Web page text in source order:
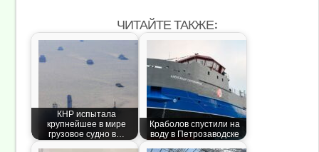
ЧИТАЙТЕ ТАКЖЕ:
КНР испытала
крупнейшее в мире
грузовое судно в…
Краболов спустили на
воду в Петрозаводске